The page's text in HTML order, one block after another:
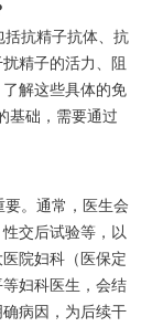
抗精子抗体、抗
精子的活力、阻
解这些具体的免
基础，需要通过
。通常，医生会
交后试验等，以
院妇科（医保定
妇科医生，会结
病因，为后续干